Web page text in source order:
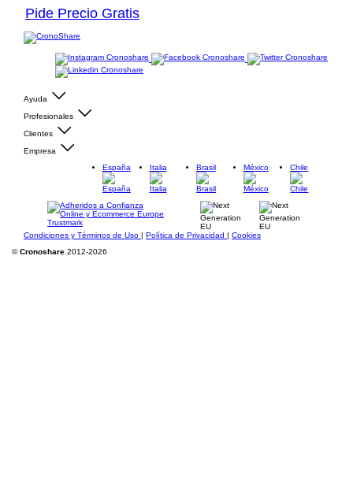
Pide Precio Gratis
Ayuda
Profesionales
Clientes
Empresa
España
Italia Brasil México Chile
Condiciones y Términos de Uso | Política de Privacidad | Cookies
©Cronoshare 2012-2026